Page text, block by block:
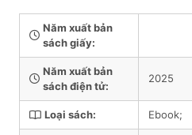
Năm xuất bản
sách giấy:
Năm xuất bản
sách điện tử:
2025
Loại sách: Ebook;